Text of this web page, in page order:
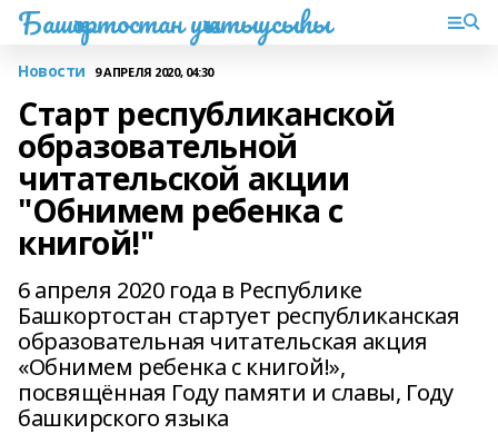
Башҡортостан уҡытыусыһы
Новости 9 АПРЕЛЯ 2020, 04:30
Старт республиканской
образовательной
читательской акции
"Обнимем ребенка с
книгой!"
6 апреля 2020 года в Республике
Башкортостан стартует республиканская
образовательная читательская акция
«Обнимем ребенка с книгой!»,
посвящённая Году памяти и славы, Году
башкирского языка